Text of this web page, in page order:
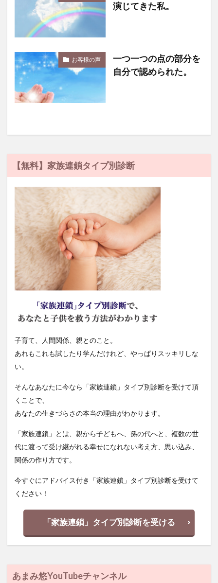
演じてきた私。
お客様の声
一つ一つの点の部分を
自分で認められた。
【無料】家族連鎖タイプ別診断
子育て、人間関係、親とのこと。
あれもこれも試したり学んだけれど、やっぱりスッキリしな
い。
そんなあなたに今なら「家族連鎖」タイプ別診断を受けて頂
くことで、
あなたの生きづらさの本当の理由がわかります。
「家族連鎖」とは、親から子どもへ、孫の代へと、複数の世
代に渡って受け継がれる幸せになれない考え方、思い込み、
関係の作り方です。
今すぐにアドバイス付き「家族連鎖」タイプ別診断を受けて
ください！
「家族連鎖」タイプ別診断を受ける
あまみ悠YouTubeチャンネル